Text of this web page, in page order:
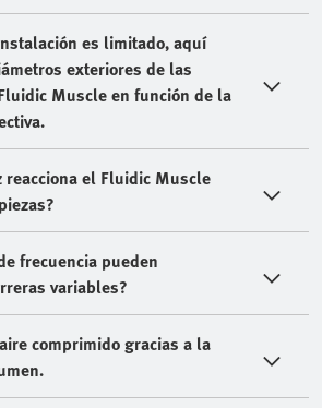
es limitado, aquí
exteriores de las
Muscle en función de la
reacciona el Fluidic Muscle
frecuencia pueden
variables?
comprimido gracias a la